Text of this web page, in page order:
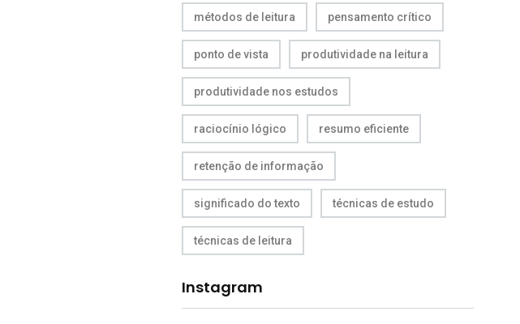
métodos de leitura pensamento crítico
ponto de vista produtividade na leitura
produtividade nos estudos
raciocínio lógico resumo eficiente
retenção de informação
significado do texto técnicas de estudo
técnicas de leitura
Instagram